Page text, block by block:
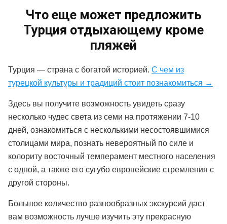
Что еще может предложить
Турция отдыхающему кроме
пляжей
Турция — страна с богатой историей. С чем из
турецкой культуры и традиций стоит познакомиться →
Здесь вы получите возможность увидеть сразу
несколько чудес света из семи на протяжении 7-10
дней, ознакомиться с несколькими несостоявшимися
столицами мира, познать невероятный по силе и
колориту восточный темперамент местного населения
с одной, а также его сугубо европейские стремления с
другой стороны.
Большое количество разнообразных экскурсий даст
вам возможность лучше изучить эту прекрасную